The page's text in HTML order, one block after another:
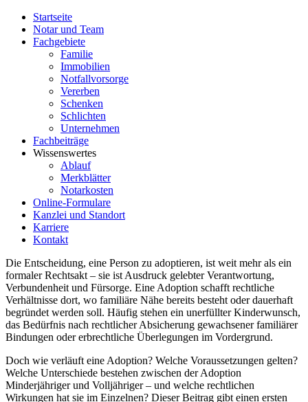
Startseite
Notar und Team
Fachgebiete
Familie
Immobilien
Notfallvorsorge
Vererben
Schenken
Schlichten
Unternehmen
Fachbeiträge
Wissenswertes
Ablauf
Merkblätter
Notarkosten
Online-Formulare
Kanzlei und Standort
Karriere
Kontakt
Die Entscheidung, eine Person zu adoptieren, ist weit mehr als ein
formaler Rechtsakt – sie ist Ausdruck gelebter Verantwortung,
Verbundenheit und Fürsorge. Eine Adoption schafft rechtliche
Verhältnisse dort, wo familiäre Nähe bereits besteht oder dauerhaft
begründet werden soll. Häufig stehen ein unerfüllter Kinderwunsch,
das Bedürfnis nach rechtlicher Absicherung gewachsener familiärer
Bindungen oder erbrechtliche Überlegungen im Vordergrund.
Doch wie verläuft eine Adoption? Welche Voraussetzungen gelten?
Welche Unterschiede bestehen zwischen der Adoption
Minderjähriger und Volljähriger – und welche rechtlichen
Wirkungen hat sie im Einzelnen? Dieser Beitrag gibt einen ersten